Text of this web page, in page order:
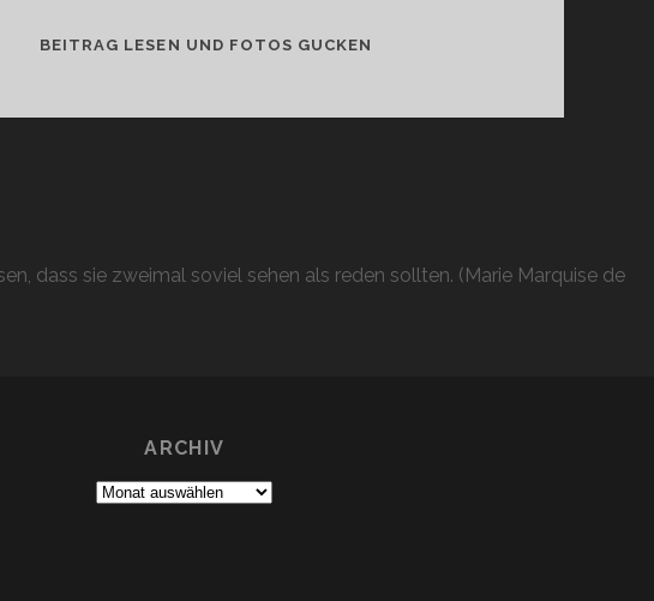
BEITRAG LESEN UND FOTOS GUCKEN
dass sie zweimal soviel sehen als reden sollten. (Marie Marquise de
ARCHIV
Archiv